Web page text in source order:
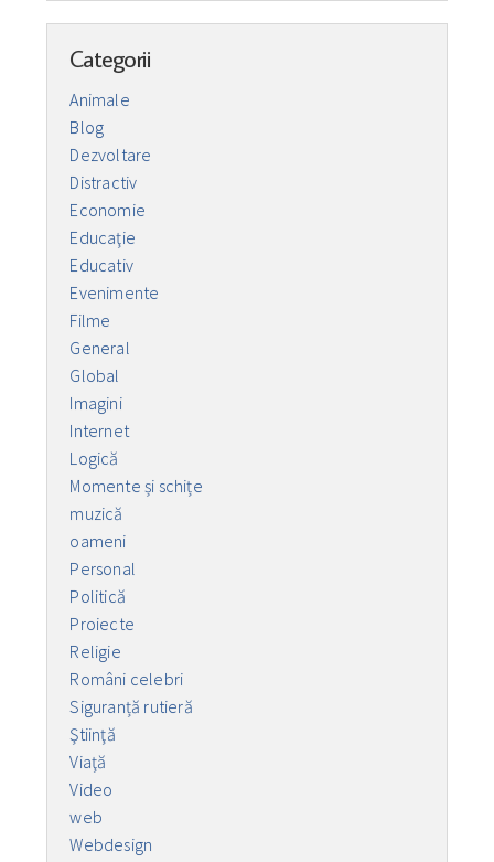
Categorii
Animale
Blog
Dezvoltare
Distractiv
Economie
Educaţie
Educativ
Evenimente
Filme
General
Global
Imagini
Internet
Logică
Momente și schițe
muzică
oameni
Personal
Politică
Proiecte
Religie
Români celebri
Siguranță rutieră
Ştiinţă
Viaţă
Video
web
Webdesign